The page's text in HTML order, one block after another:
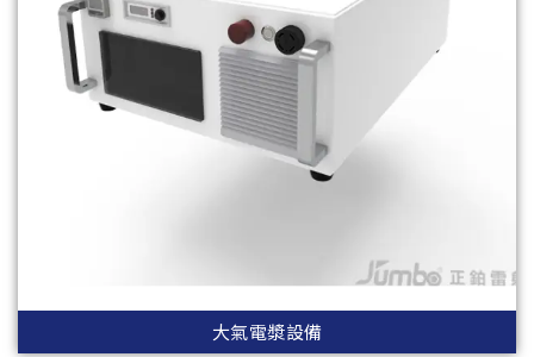
大氣電漿設備